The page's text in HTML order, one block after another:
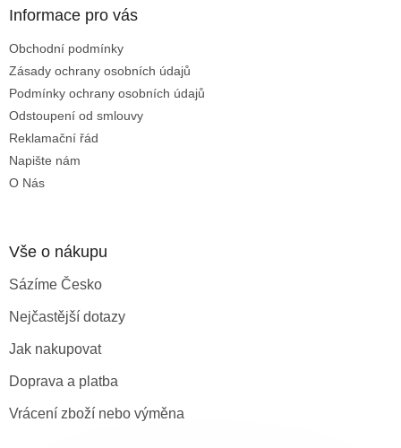
Informace pro vás
Obchodní podmínky
Zásady ochrany osobních údajů
Podmínky ochrany osobních údajů
Odstoupení od smlouvy
Reklamační řád
Napište nám
O Nás
Vše o nákupu
Sázíme Česko
Nejčastější dotazy
Jak nakupovat
Doprava a platba
Vrácení zboží nebo výměna